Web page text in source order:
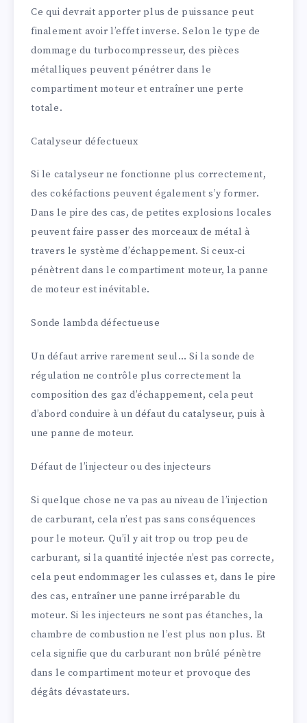
Ce qui devrait apporter plus de puissance peut
finalement avoir l’effet inverse. Selon le type de
dommage du turbocompresseur, des pièces
métalliques peuvent pénétrer dans le
compartiment moteur et entraîner une perte
totale.
Catalyseur défectueux
Si le catalyseur ne fonctionne plus correctement,
des cokéfactions peuvent également s’y former.
Dans le pire des cas, de petites explosions locales
peuvent faire passer des morceaux de métal à
travers le système d’échappement. Si ceux-ci
pénètrent dans le compartiment moteur, la panne
de moteur est inévitable.
Sonde lambda défectueuse
Un défaut arrive rarement seul… Si la sonde de
régulation ne contrôle plus correctement la
composition des gaz d’échappement, cela peut
d’abord conduire à un défaut du catalyseur, puis à
une panne de moteur.
Défaut de l’injecteur ou des injecteurs
Si quelque chose ne va pas au niveau de l’injection
de carburant, cela n’est pas sans conséquences
pour le moteur. Qu’il y ait trop ou trop peu de
carburant, si la quantité injectée n’est pas correcte,
cela peut endommager les culasses et, dans le pire
des cas, entraîner une panne irréparable du
moteur. Si les injecteurs ne sont pas étanches, la
chambre de combustion ne l’est plus non plus. Et
cela signifie que du carburant non brûlé pénètre
dans le compartiment moteur et provoque des
dégâts dévastateurs.